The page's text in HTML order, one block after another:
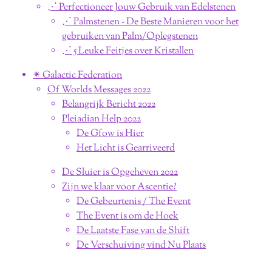
⋰ Perfectioneer Jouw Gebruik van Edelstenen
⋰ Palmstenen - De Beste Manieren voor het
gebruiken van Palm/Oplegstenen
⋰ 5 Leuke Feitjes over Kristallen
✴︎ Galactic Federation
Of Worlds Messages 2022
Belangrijk Bericht 2022
Pleiadian Help 2022
De Gfow is Hier
Het Licht is Gearriveerd
De Sluier is Opgeheven 2022
Zijn we klaar voor Ascentie?
De Gebeurtenis / The Event
The Event is om de Hoek
De Laatste Fase van de Shift
De Verschuiving vind Nu Plaats